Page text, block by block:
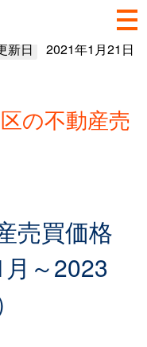
新日 2021年1月21日
の不動産売
売買価格
～2023